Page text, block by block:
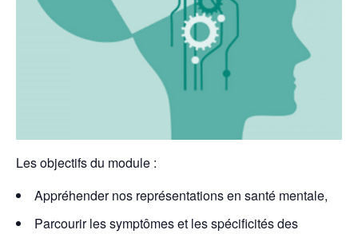
Les objectifs du module :
Appréhender nos représentations en santé mentale,
Parcourir les symptômes et les spécificités des